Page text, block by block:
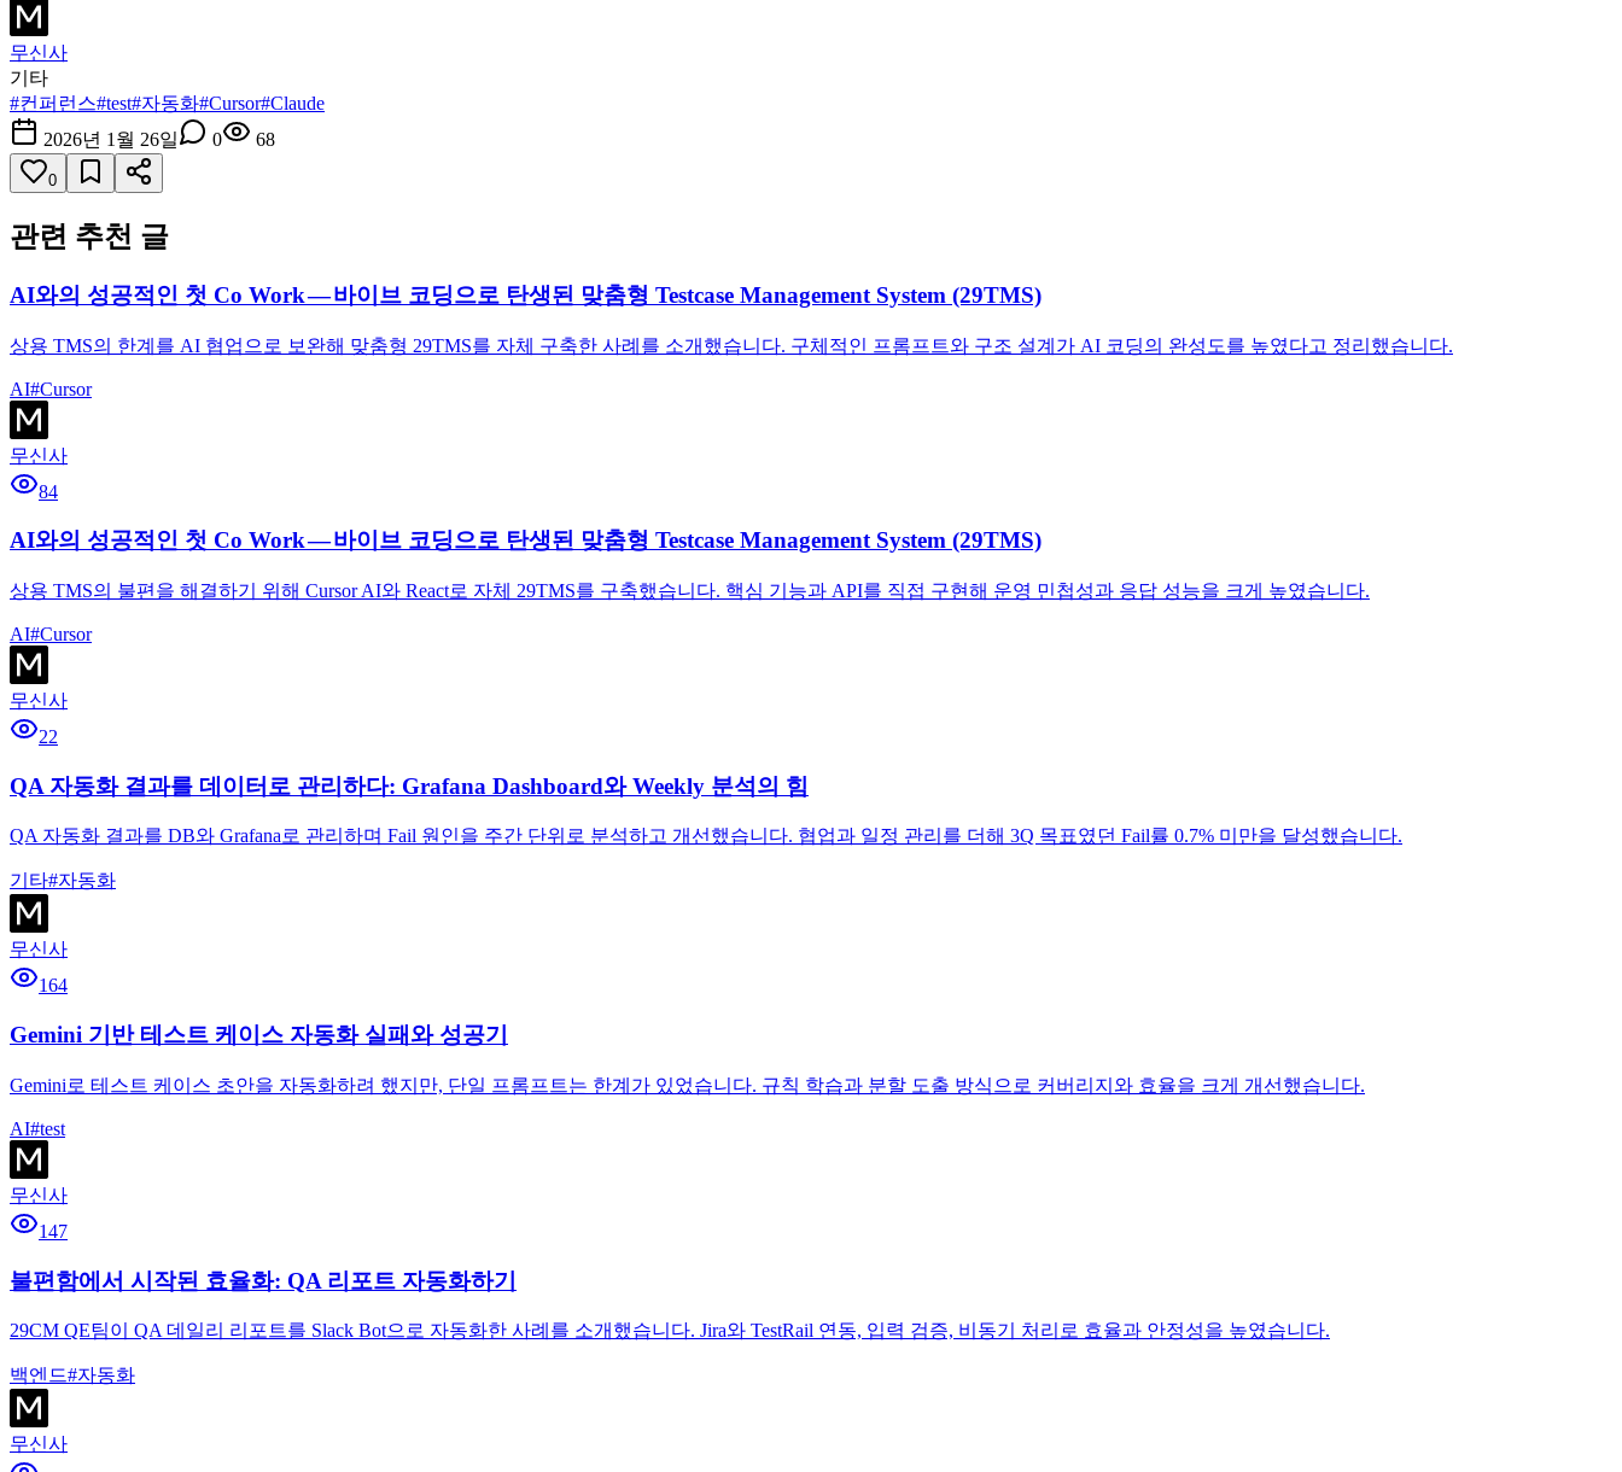
무신사
기타
#컨퍼런스#test#자동화#Cursor#Claude
2026년 1월 26일
0 68
0
관련 추천 글
AI와의 성공적인 첫 Co Work — 바이브 코딩으로 탄생된 맞춤형 Testcase Management System (29TMS)
상용 TMS의 한계를 AI 협업으로 보완해 맞춤형 29TMS를 자체 구축한 사례를 소개했습니다. 구체적인 프롬프트와 구조 설계가 AI 코딩의 완성도를 높였다고 정리했습니다.
AI#Cursor
무신사
84
AI와의 성공적인 첫 Co Work — 바이브 코딩으로 탄생된 맞춤형 Testcase Management System (29TMS)
상용 TMS의 불편을 해결하기 위해 Cursor AI와 React로 자체 29TMS를 구축했습니다. 핵심 기능과 API를 직접 구현해 운영 민첩성과 응답 성능을 크게 높였습니다.
AI#Cursor
무신사
22
QA 자동화 결과를 데이터로 관리하다: Grafana Dashboard와 Weekly 분석의 힘
QA 자동화 결과를 DB와 Grafana로 관리하며 Fail 원인을 주간 단위로 분석하고 개선했습니다. 협업과 일정 관리를 더해 3Q 목표였던 Fail률 0.7% 미만을 달성했습니다.
기타#자동화
무신사
164
Gemini 기반 테스트 케이스 자동화 실패와 성공기
Gemini로 테스트 케이스 초안을 자동화하려 했지만, 단일 프롬프트는 한계가 있었습니다. 규칙 학습과 분할 도출 방식으로 커버리지와 효율을 크게 개선했습니다.
AI#test
무신사
147
불편함에서 시작된 효율화: QA 리포트 자동화하기
29CM QE팀이 QA 데일리 리포트를 Slack Bot으로 자동화한 사례를 소개했습니다. Jira와 TestRail 연동, 입력 검증, 비동기 처리로 효율과 안정성을 높였습니다.
백엔드#자동화
무신사